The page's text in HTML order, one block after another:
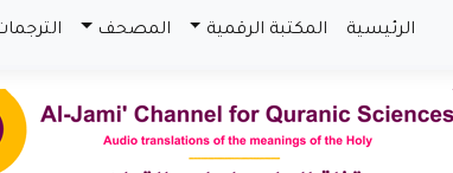
الرئيسية المكتبة الرقمية المصحف